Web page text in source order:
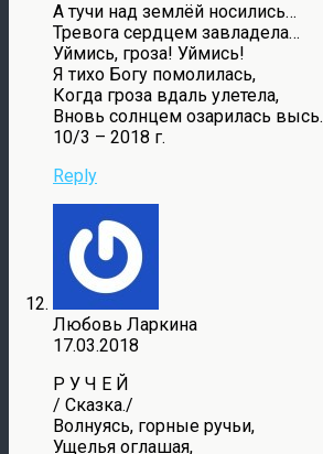
А тучи над землёй носились…
Тревога сердцем завладела…
Уймись, гроза! Уймись!
Я тихо Богу помолилась,
Когда гроза вдаль улетела,
Вновь солнцем озарилась высь.
10/3 – 2018 г.
Reply
Любовь Ларкина
17.03.2018
Р У Ч Е Й
/ Сказка./
Волнуясь, горные ручьи,
Ущелья оглашая,